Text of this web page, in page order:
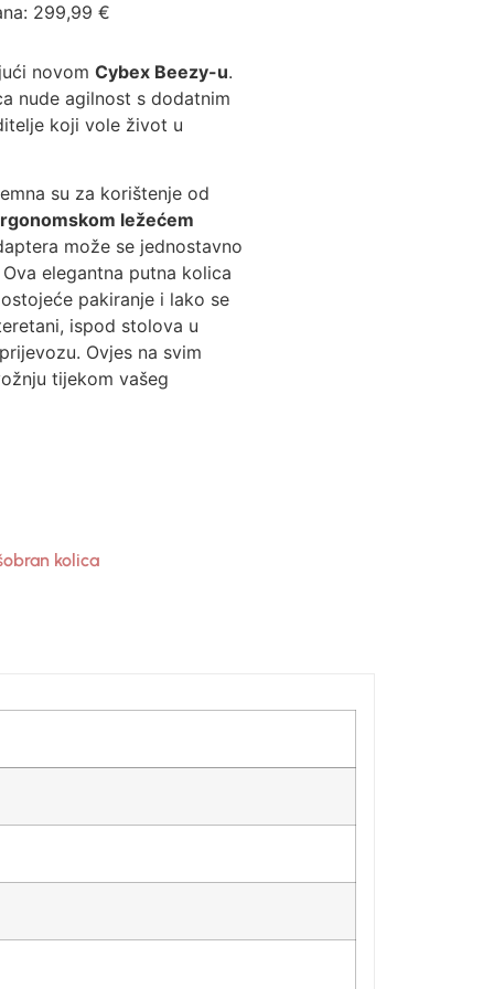
299,99 €
novom Cybex Beezy-u.
nude agilnost s dodatnim
koji vole život u
su za korištenje od
ležećem
može se jednostavno
elegantna putna kolica
pakiranje i lako se
ispod stolova u
Ovjes na svim
tijekom vašeg
kolica